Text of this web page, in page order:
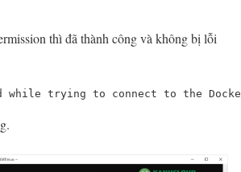
thì đã thành công và không bị lỗi
while trying to connect to the